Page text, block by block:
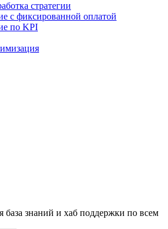
стратегии
с фиксированной оплатой
по KPI
знаний и хаб поддержки по всем